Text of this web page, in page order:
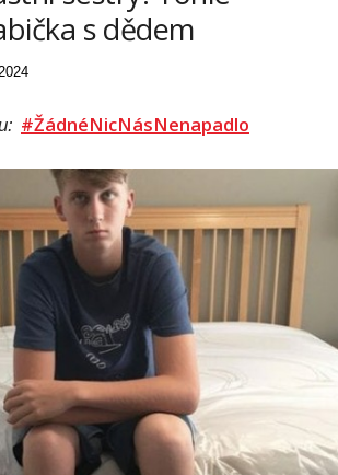
s dědem
#ŽádnéNicNásNenapadlo